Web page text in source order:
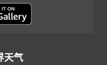
天气